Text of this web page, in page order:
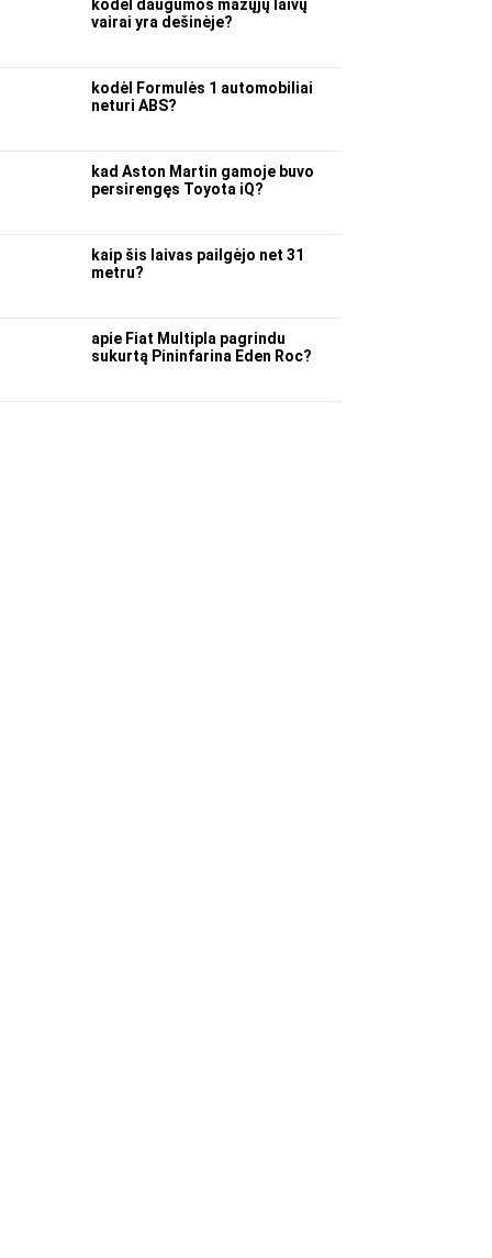
kodėl daugumos mažųjų laivų
vairai yra dešinėje?
kodėl Formulės 1 automobiliai
neturi ABS?
kad Aston Martin gamoje buvo
persirengęs Toyota iQ?
kaip šis laivas pailgėjo net 31
metru?
apie Fiat Multipla pagrindu
sukurtą Pininfarina Eden Roc?